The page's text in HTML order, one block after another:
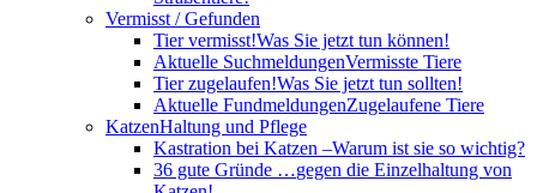
Vermisst / Gefunden
Tier vermisst!Was Sie jetzt tun können!
Aktuelle SuchmeldungenVermisste Tiere
Tier zugelaufen!Was Sie jetzt tun sollten!
Aktuelle FundmeldungenZugelaufene Tiere
KatzenHaltung und Pflege
Kastration bei Katzen –Warum ist sie so wichtig?
36 gute Gründe …gegen die Einzelhaltung von